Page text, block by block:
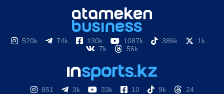
520k 74k 130k 1087k 386k
1k
7k
56k
851 3k 33k 10 9k 24